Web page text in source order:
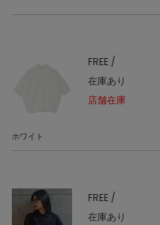
ホワイト
FREE /
在庫あり
店舗在庫
FREE /
在庫あり